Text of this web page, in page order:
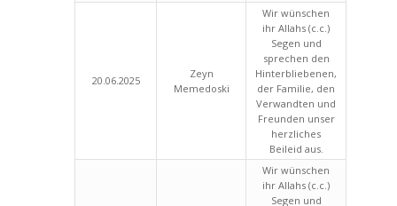
20.06.2025
Zeyn
Memedoski
Wir wünschen
ihr Allahs (c.c.)
Segen und
sprechen den
Hinterbliebenen,
der Familie, den
Verwandten und
Freunden unser
herzliches
Beileid aus.
Wir wünschen
ihr Allahs (c.c.)
Segen und